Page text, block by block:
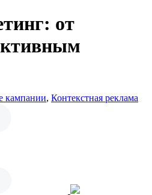
от
кампании, Контекстная реклама